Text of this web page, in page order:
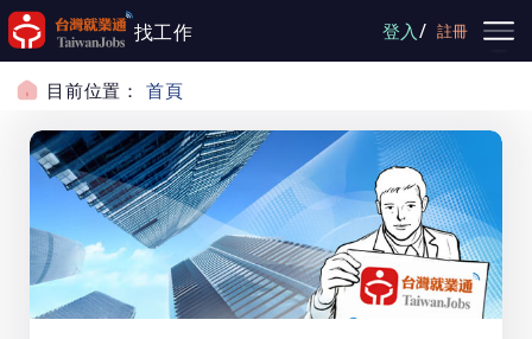
跳到主要內容
找工作 登入/ 註冊
目前位置： 首頁